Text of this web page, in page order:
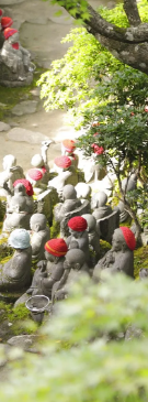
2日
3日
北
北
島周辺
口県東部
媛県
根県
者向け情報一覧